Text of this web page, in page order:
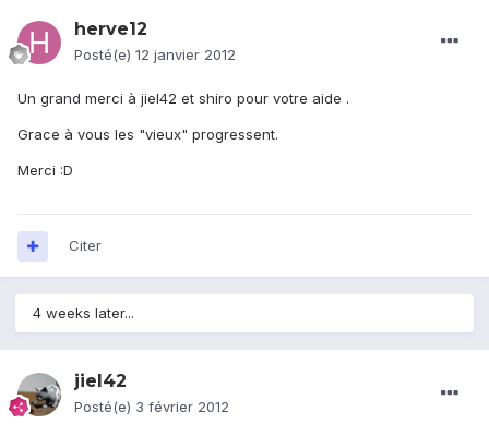
herve12
Posté(e) 12 janvier 2012
Un grand merci à jiel42 et shiro pour votre aide .
Grace à vous les "vieux" progressent.
Merci :D
Citer
4 weeks later...
jiel42
Posté(e) 3 février 2012